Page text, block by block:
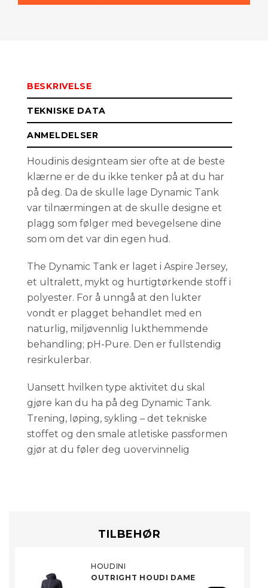
BESKRIVELSE
TEKNISKE DATA
ANMELDELSER
Houdinis designteam sier ofte at de beste
klærne er de du ikke tenker på at du har
på deg. Da de skulle lage Dynamic Tank
var tilnærmingen at de skulle designe et
plagg som følger med bevegelsene dine
som om det var din egen hud.
The Dynamic Tank er laget i Aspire Jersey,
et ultralett, mykt og hurtigtørkende stoff i
polyester. For å unngå at den lukter
vondt er plagget behandlet med en
naturlig, miljøvennlig lukthemmende
behandling; pH-Pure. Den er fullstendig
resirkulerbar.
Uansett hvilken type aktivitet du skal
gjøre kan du ha på deg Dynamic Tank.
Trening, løping, sykling – det tekniske
stoffet og den smale atletiske passformen
gjør at du føler deg uovervinnelig
TILBEHØR
HOUDINI
OUTRIGHT HOUDI DAME